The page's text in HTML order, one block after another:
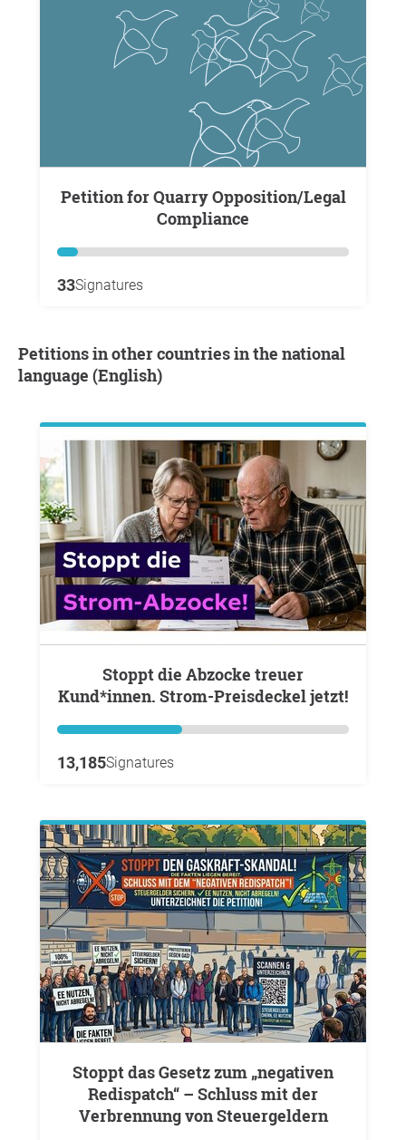
Petition for Quarry Opposition/Legal
Compliance
33Signatures
Petitions in other countries in the national
language (English)
Stoppt die Abzocke treuer
Kund*innen. Strom-Preisdeckel jetzt!
13,185Signatures
Stoppt das Gesetz zum „negativen
Redispatch“ – Schluss mit der
Verbrennung von Steuergeldern